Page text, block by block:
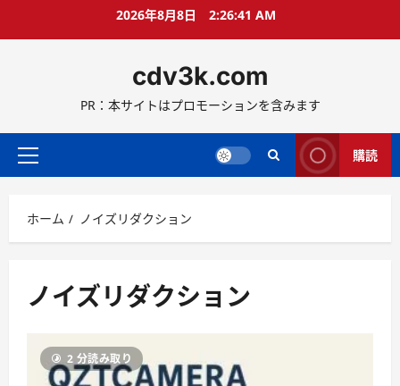
ス
ッ
2026年8月8日 2:26:42 AM
cdv3k.com
PR：本サイトはプロモーションを含みます
メ
メ
ニ
購読
ホーム ノイズリダクション
ノイズリダクション
2 分読み取り